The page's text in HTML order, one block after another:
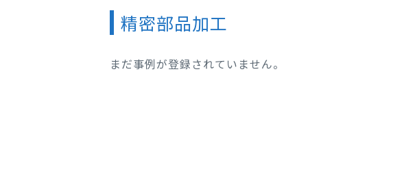
精密部品加工
まだ事例が登録されていません。